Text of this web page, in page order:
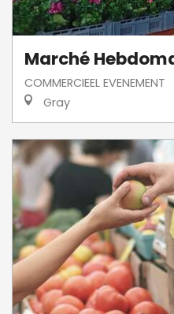
Marché
COMMERCIEEL EVENEMENT
Gray